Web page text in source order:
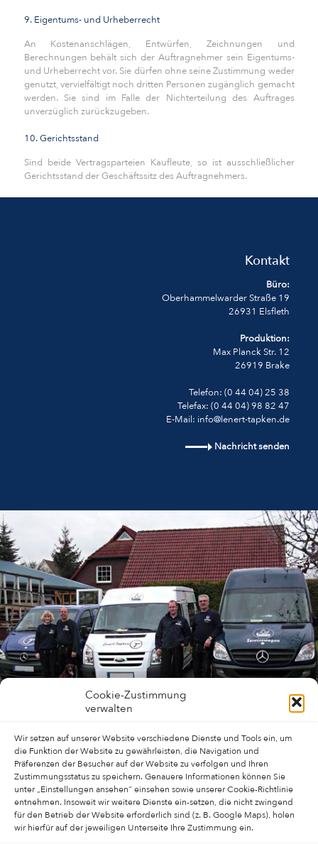
Cookie-Zustimmung
verwalten
Wir setzen auf unserer Website verschiedene Dienste und Tools ein, um
die Funktion der Website zu gewährleisten, die Navigation und
Präferenzen der Besucher auf der Website zu verfolgen und Ihren
Zustimmungsstatus zu speichern. Genauere Informationen können Sie
unter „Einstellungen ansehen“ einsehen sowie unserer Cookie-Richtlinie
entnehmen. Insoweit wir weitere Dienste ein-setzen, die nicht zwingend
für den Betrieb der Website erforderlich sind (z. B. Google Maps), holen
wir hierfür auf der jeweiligen Unterseite Ihre Zustimmung ein.
9. Eigentums- und Urheberrecht
An Kostenanschlägen, Entwürfen, Zeichnungen und
Berechnungen behält sich der Auftragnehmer sein Eigentums-
und Urheberrecht vor. Sie dürfen ohne seine Zustimmung weder
genutzt, vervielfältigt noch dritten Personen zugänglich gemacht
werden. Sie sind im Falle der Nichterteilung des Auftrages
unverzüglich zurückzugeben.
10. Gerichtsstand
Sind beide Vertragsparteien Kaufleute, so ist ausschließlicher
Gerichtsstand der Geschäftssitz des Auftragnehmers.
Kontakt
Büro:
Oberhammelwarder Straße 19
26931 Elsfleth
Produktion:
Max Planck Str. 12
26919 Brake
Telefon: (0 44 04) 25 38
Telefax: (0 44 04) 98 82 47
E-Mail: info@lenert-tapken.de
Nachricht senden